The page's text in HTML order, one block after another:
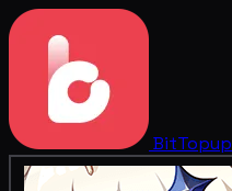
BitTopup